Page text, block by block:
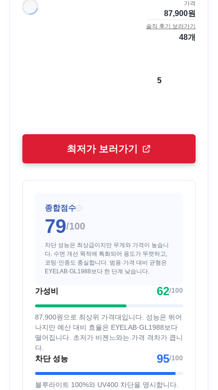
가격
87,900원
솔직 후기 보러가기
48개
5
최저가 보러가기
종합점수 i
79/100
차단 성능은 최상급이지만 무게와 가격이 높습니
다. 수면 개선 목적에 특화되어 용도가 뚜렷하고,
코팅·인증도 충실합니다. 범용·가격 대비 균형은
EYELAB·GL1988보다 한 단계 낮습니다.
가성비 62/100
87,900원으로 최상위 가격대입니다. 성능은 뛰어
나지만 예산 대비 효율은 EYELAB·GL1988보다
떨어집니다. 초저가 비젠느와는 가격 격차가 큽니
다.
차단 성능 95/100
블루라이트 100%와 UV400 차단을 명시합니다.